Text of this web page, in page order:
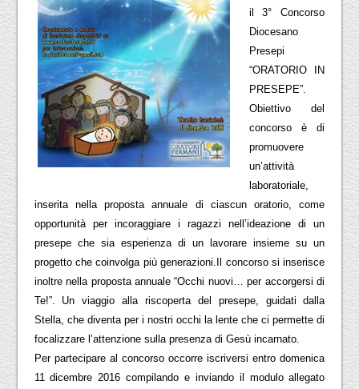
il 3° Concorso
Diocesano
Presepi
“ORATORIO IN
PRESEPE”.
Obiettivo del
concorso è di
promuovere
un’attività
laboratoriale,
inserita nella proposta annuale di ciascun oratorio, come
opportunità per incoraggiare i ragazzi nell’ideazione di un
presepe che sia esperienza di un lavorare insieme su un
progetto che coinvolga più generazioni.Il concorso si inserisce
inoltre nella proposta annuale “Occhi nuovi… per accorgersi di
Te!”. Un viaggio alla riscoperta del presepe, guidati dalla
Stella, che diventa per i nostri occhi la lente che ci permette di
focalizzare l’attenzione sulla presenza di Gesù incarnato.
Per partecipare al concorso occorre iscriversi entro domenica
11 dicembre 2016 compilando e inviando il modulo allegato